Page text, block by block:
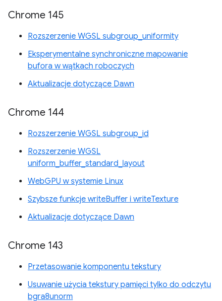
Chrome 145
Rozszerzenie WGSL subgroup_uniformity
Eksperymentalne synchroniczne mapowanie
bufora w wątkach roboczych
Aktualizacje dotyczące Dawn
Chrome 144
Rozszerzenie WGSL subgroup_id
Rozszerzenie WGSL
uniform_buffer_standard_layout
WebGPU w systemie Linux
Szybsze funkcje writeBuffer i writeTexture
Aktualizacje dotyczące Dawn
Chrome 143
Przetasowanie komponentu tekstury
Usuwanie użycia tekstury pamięci tylko do odczytu
bgra8unorm